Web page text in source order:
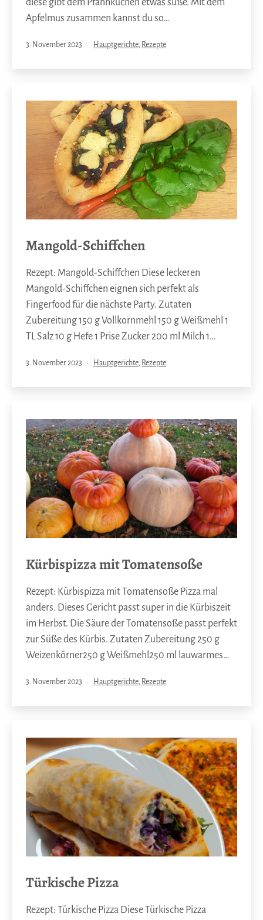
diese gibt dem Pfannkuchen etwas süße. Mit dem
Apfelmus zusammen kannst du so…
Veröffentlicht
3. November 2023
Kategorisiert
Hauptgerichte, Rezepte
Mangold-Schiffchen
Rezept: Mangold-Schiffchen Diese leckeren
Mangold-Schiffchen eignen sich perfekt als
Fingerfood für die nächste Party. Zutaten
Zubereitung 150 g Vollkornmehl 150 g Weißmehl 1
TL Salz 10 g Hefe 1 Prise Zucker 200 ml Milch 1…
Veröffentlicht
3. November 2023
Kategorisiert
Hauptgerichte, Rezepte
Kürbispizza mit Tomatensoße
Rezept: Kürbispizza mit Tomatensoße Pizza mal
anders. Dieses Gericht passt super in die Kürbiszeit
im Herbst. Die Säure der Tomatensoße passt perfekt
zur Süße des Kürbis. Zutaten Zubereitung 250 g
Weizenkörner250 g Weißmehl250 ml lauwarmes…
Veröffentlicht
3. November 2023
Kategorisiert
Hauptgerichte, Rezepte
Türkische Pizza
Rezept: Türkische Pizza Diese Türkische Pizza